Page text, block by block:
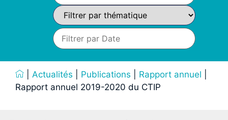
Actualités Publications Rapport annuel
Rapport annuel 2019-2020 du CTIP